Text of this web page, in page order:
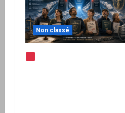
Non classé